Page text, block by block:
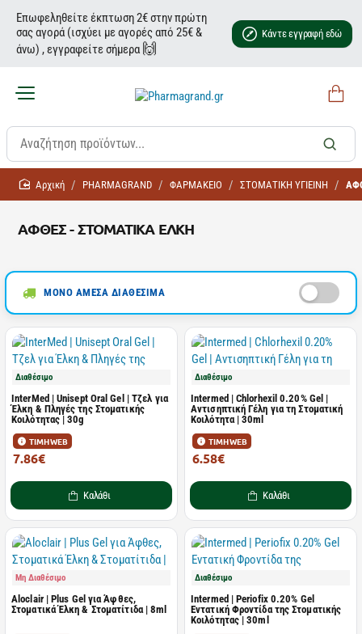
Επωφεληθείτε έκπτωση 2€ στην πρώτη
σας αγορά (ισχύει με αγορές από 25€ &
άνω) , εγγραφείτε σήμερα 🙌
Κάντε εγγραφή εδώ
ΑΦΘΕΣ - ΣΤΟΜΑΤΙΚΑ ΕΛΚΗ
homePHARMAGRAND ΦΑΡΜΑΚΕΙΟ ΣΤΟΜΑΤΙΚΗ ΥΓΙΕΙΝΗ
ΜΟΝΟ ΑΜΕΣΑ ΔΙΑΘΕΣΙΜΑ
Διαθέσιμο
InterMed | Unisept Oral Gel | Τζελ για
Έλκη & Πληγές της Στοματικής
Κοιλότητας | 30g
ΤΙΜΗ WEB
7.86€
Καλάθι
Διαθέσιμο
Intermed | Chlorhexil 0.20% Gel |
Aντισηπτική Γέλη για τη Στοματική
Κοιλότητα | 30ml
ΤΙΜΗ WEB
6.58€
Καλάθι
Μη Διαθέσιμο
Aloclair | Plus Gel για Άφθες,
Στοματικά Έλκη & Στοματίτιδα | 8ml
Διαθέσιμο
Intermed | Periofix 0.20% Gel
Εντατική Φροντίδα της Στοματικής
Κοιλότητας | 30ml